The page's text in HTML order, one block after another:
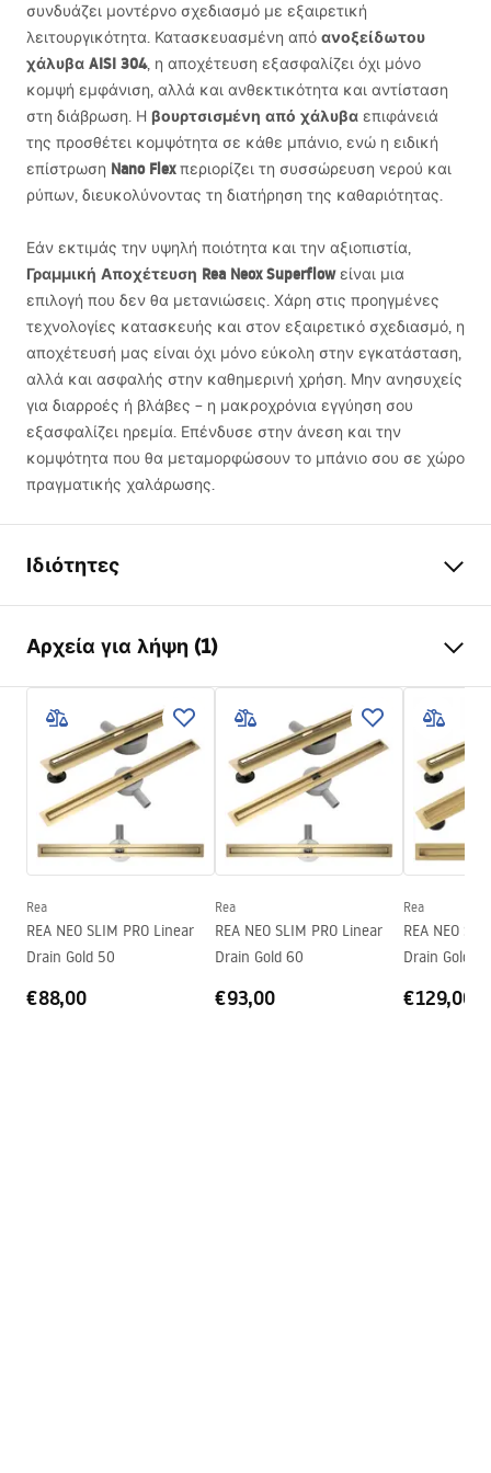
συνδυάζει μοντέρνο σχεδιασμό με εξαιρετική
λειτουργικότητα. Κατασκευασμένη από ανοξείδωτου
χάλυβα AISI 304, η αποχέτευση εξασφαλίζει όχι μόνο
κομψή εμφάνιση, αλλά και ανθεκτικότητα και αντίσταση
στη διάβρωση. Η βουρτσισμένη από χάλυβα επιφάνειά
της προσθέτει κομψότητα σε κάθε μπάνιο, ενώ η ειδική
επίστρωση Nano Flexπεριορίζει τη συσσώρευση νερού και
ρύπων, διευκολύνοντας τη διατήρηση της καθαριότητας.
Εάν εκτιμάς την υψηλή ποιότητα και την αξιοπιστία,
Γραμμική Αποχέτευση Rea Neox Superflowείναι μια
επιλογή που δεν θα μετανιώσεις. Χάρη στις προηγμένες
τεχνολογίες κατασκευής και στον εξαιρετικό σχεδιασμό, η
αποχέτευσή μας είναι όχι μόνο εύκολη στην εγκατάσταση,
αλλά και ασφαλής στην καθημερινή χρήση. Μην ανησυχείς
για διαρροές ή βλάβες – η μακροχρόνια εγγύηση σου
εξασφαλίζει ηρεμία. Επένδυσε στην άνεση και την
κομψότητα που θα μεταμορφώσουν το μπάνιο σου σε χώρο
πραγματικής χαλάρωσης.
Ιδιότητες
Τύπος σιφωνίου νεροχύτη
Μήκος αποστράγγισης (cm)
90
Υλικό αποστράγγισης
Ανοξείδωτος χάλυβας AISI
304
Χρώμα Rea
Βουρτσισμένο ατσάλι
Κάλυμμα
Αναστρέψιμο 2σε1
Χωρητικότητα
0,45 l/s
Εγγύηση
120 miesięcy konstrukcja
stalowa, 24 miesiące
Αρχεία για λήψη (1)
Οδηγίες συναρμολόγησης
LINEAR-3.pdf
Rea
REA NEO SLIM PRO Linear
Drain Gold 50
€88,00
Rea
REA NEO SLIM PRO Linear
Drain Gold 60
€93,00
Rea
REA NEO
Drain Gold 90
€129,00